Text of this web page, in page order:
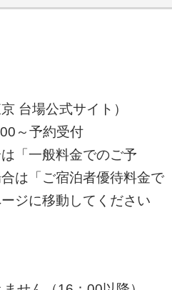
台場公式サイト）
～予約受付
「一般料金でのご予
は「ご宿泊者優待料金で
ジに移動してください